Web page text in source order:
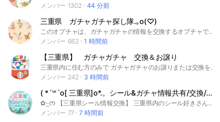
メンバー 1302
44 分前
三重県 ガチャガチャ探し隊.｡o(♡)
このオプチャは、ガチャガチャの情報を交換するオプチャです😚✨ 年齢関係なく入ってもらって大丈夫です🙆👌 #ガチャガチャ #ガチャ #三重県 #三重 #津 #津市 #四日市 #四日市市 #伊勢市 #伊勢 #松坂 #松阪市 #桑名市 #桑名 #鈴鹿市 #鈴鹿 #名張 #名張市 #尾鷲市 #尾鷲 #亀山 #亀山市 #鳥羽 #鳥羽市 #熊野 #熊野市 #いなべ #いなべ市 #志麻市 #志麻 #伊賀市 #伊賀
メンバー 662
1 時間前
【三重県】 ガチャガチャ 交換＆お譲り
三重県内に住む方のみで ガチャガチャのお譲りまたは交換をしあうのが目的のオープンチャットです。
メンバー 242
3 時間前
( *´꒳`o[ 三重県]o*.。シール&ガチャ情報共有/交換/譲渡𓂃𓂂ꕤ*.ﾟ
✿·͜·ᰔ 【三重県シール情報交換】 三重県内のシール好きさん大歓迎！ このオープンチャットは、シールの販売情報・入荷情報・ガチャ設置情報・交換・譲渡などの情報共有を目的としています。 ・新作シールの販売情報を知りたい ・入荷や再販情報を共有したい ・交換や譲渡をしたい ・シール仲間と交流したい ■お願い ・参加されましたらノートのご確認をお願いいたします ・交換・譲渡は自己責任でお願いします ・個人情報の公開はお控えください ・転売目的のみの参加はご遠慮ください ・誹謗中傷や迷惑行為は禁止です ・オープンチャットおよびLINEの利用規約を守ってご利用ください #シール #ボンボンドロップシール #情報交換 #三重県 #三重 #シール交換 #シール譲渡 #シール情報 #ガチャ #ガチャガチャ #カプセルトイ #食玩 #交換募集 #譲渡募集 #四日市 #鈴鹿 #津市 #松阪 #伊勢 #桑名
メンバー 77
7 時間前